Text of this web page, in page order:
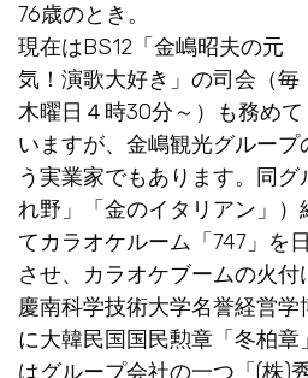
76歳のとき。
現在はBS12「金嶋昭夫の元
気！演歌大好き」の司会（毎
木曜日４時30分～）も務めて
いますが、金嶋観光グルー
う実業家でもあります。同
れ野」「金のイタリアン」）
てカラオケルーム「747」を
させ、カラオケブームの火付
慶南科学技術大学名誉経営
に大韓民国国民勲章「冬柏
はグループ会社の一つ「(株)